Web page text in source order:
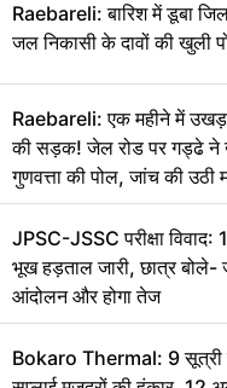
Raebareli: बारिश में डूबा
जल निकासी के दावों की खुली
Raebareli: एक महीने में
की सड़क! जेल रोड पर गड्ढे ने
गुणवत्ता की पोल, जांच की उठी
JPSC-JSSC परीक्षा विवाद:
भूख हड़ताल जारी, छात्र बोले-
आंदोलन और होगा तेज
Bokaro Thermal: 9 सूत्री